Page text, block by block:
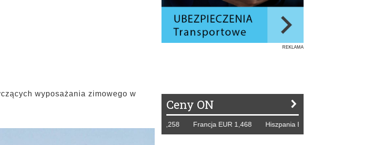
wyposażania zimowego w
REKLAMA
Ceny ON
Tydzień 42/2019 r. Niemcy EUR 1,258 Francja EUR 1,468 Hiszpania EUR 1,229 WB GBP 1,318